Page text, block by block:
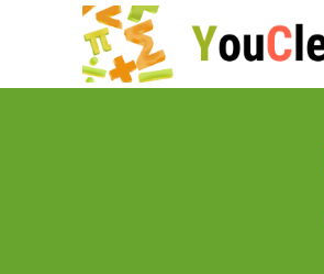
Перейти
содержимому